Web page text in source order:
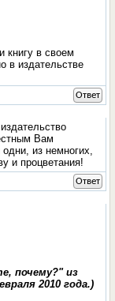
книгу в своем
в издательстве
Ответ
Вам
из немногих,
и процветания!
Ответ
почему?" из
2010 года.)